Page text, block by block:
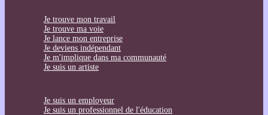
Je trouve mon travail
Je trouve ma voie
Je lance mon entreprise
Je deviens indépendant
Je m'implique dans ma communauté
Je suis un artiste
Je suis un employeur
Je suis un professionnel de l'éducation